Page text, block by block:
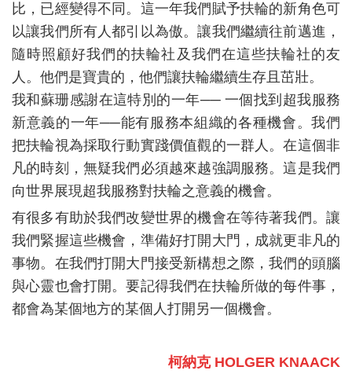
比，已經變得不同。這一年我們賦予扶輪的新角色可
以讓我們所有人都引以為傲。讓我們繼續往前邁進，
隨時照顧好我們的扶輪社及我們在這些扶輪社的友
人。他們是寶貴的，他們讓扶輪繼續生存且茁壯。
我和蘇珊感謝在這特別的一年── 一個找到超我服務
新意義的一年──能有服務本組織的各種機會。我們
把扶輪視為採取行動實踐價值觀的一群人。在這個非
凡的時刻，無疑我們必須越來越強調服務。這是我們
向世界展現超我服務對扶輪之意義的機會。
有很多有助於我們改變世界的機會在等待著我們。讓
我們緊握這些機會，準備好打開大門，成就更非凡的
事物。在我們打開大門接受新構想之際，我們的頭腦
與心靈也會打開。要記得我們在扶輪所做的每件事，
都會為某個地方的某個人打開另一個機會。
柯納克 HOLGER KNAACK